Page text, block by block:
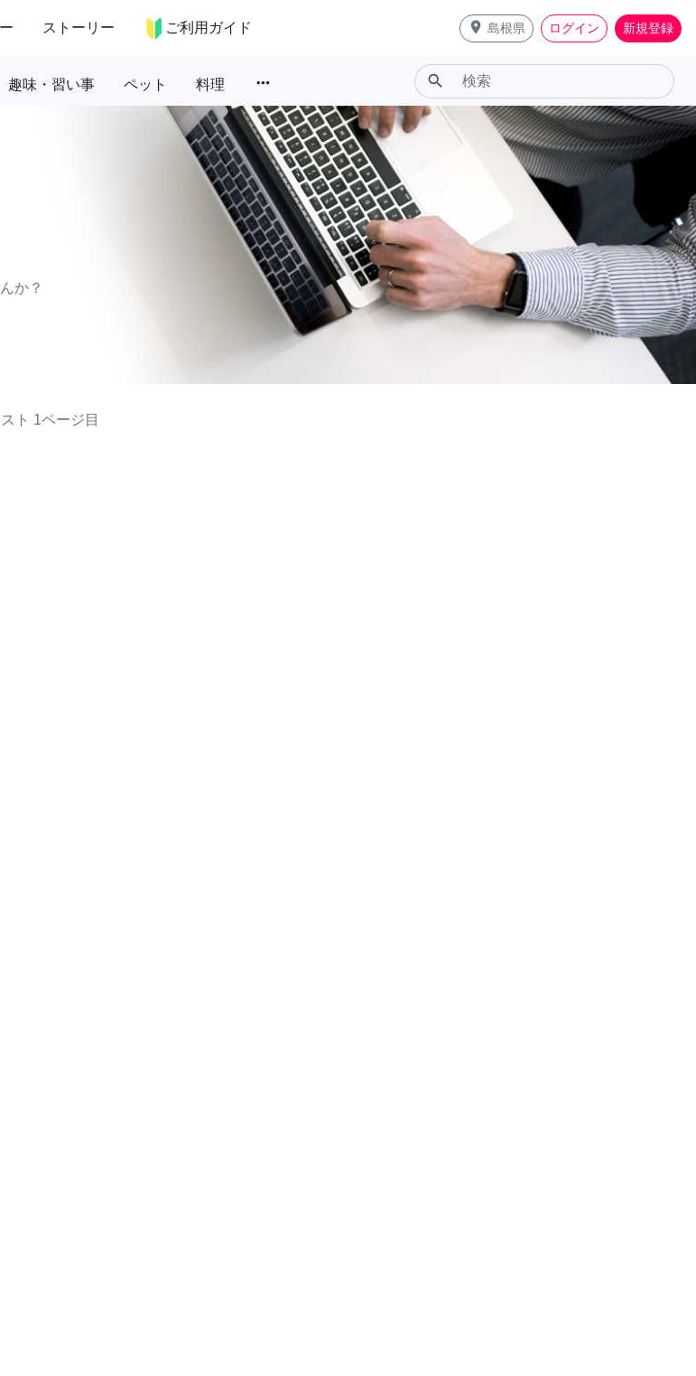
ストーリー ご利用ガイド place 島根県 ログイン 新規登録
趣味・習い事 ペット 料理 more_horiz search
か？
ト 1ページ目